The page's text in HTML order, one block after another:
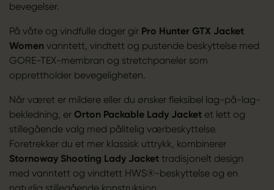
bevegelser.
På våte og vindfulle dager gir Pro Hunter GTX Jacket
Women vanntett, vindtett og pustende beskyttelse med
GORE-TEX-membran og stretchpaneler som
opprettholder bevegeligheten.
Når været er mildere eller du ønsker fleksibel lag-på-lag-
bekledning, er Orton Packable Lady Jacketet lett og
stillegående valg med pålitelig værbeskyttelse.
Foretrekker du et mer klassisk uttrykk, kombinerer
Stornoway Shooting Lady Jackettradisjonelt design
med vanntett og vindtett HWS®-beskyttelse og en